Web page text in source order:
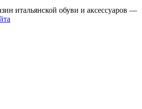
итальянской обуви и аксессуаров —